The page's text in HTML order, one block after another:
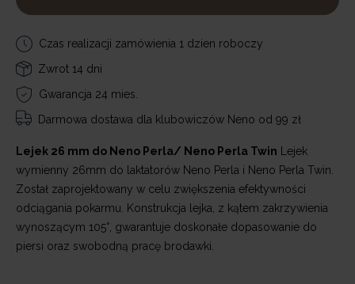
Czas realizacji zamówienia 1 dzien roboczy
Zwrot 14 dni
Gwarancja 24 mies.
Darmowa dostawa dla klubowiczów Neno od 99 zł
Lejek 26 mm do Neno Perla/ Neno Perla Twin Lejek
wymienny 26mm do laktatorów Neno Perla i Neno Perla Twin.
Został zaprojektowany w celu zwiększenia efektywności
odciągania pokarmu. Konstrukcja lejka, z kątem zakrzywienia
wynoszącym 105°, gwarantuje doskonałe dopasowanie do
piersi oraz swobodną pracę brodawki.